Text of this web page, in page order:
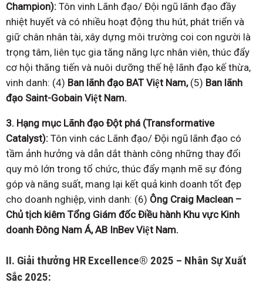
Champion): Tôn vinh Lãnh đạo/ Đội ngũ lãnh đạo đầy
nhiệt huyết và có nhiều hoạt động thu hút, phát triển và
giữ chân nhân tài, xây dựng môi trường coi con người là
trọng tâm, liên tục gia tăng năng lực nhân viên, thúc đẩy
cơ hội thăng tiến và nuôi dưỡng thế hệ lãnh đạo kế thừa,
vinh danh: (4) Ban lãnh đạo BAT Việt Nam, (5) Ban lãnh
đạo Saint-Gobain Việt Nam.
3. Hạng mục Lãnh đạo Đột phá (Transformative
Catalyst): Tôn vinh các Lãnh đạo/ Đội ngũ lãnh đạo có
tầm ảnh hưởng và dẫn dắt thành công những thay đổi
quy mô lớn trong tổ chức, thúc đẩy mạnh mẽ sự đóng
góp và năng suất, mang lại kết quả kinh doanh tốt đẹp
cho doanh nghiệp, vinh danh: (6) Ông Craig Maclean –
Chủ tịch kiêm Tổng Giám đốc Điều hành Khu vực Kinh
doanh Đông Nam Á, AB InBev Việt Nam.
II. Giải thưởng HR Excellence® 2025 – Nhân Sự Xuất
Sắc 2025: